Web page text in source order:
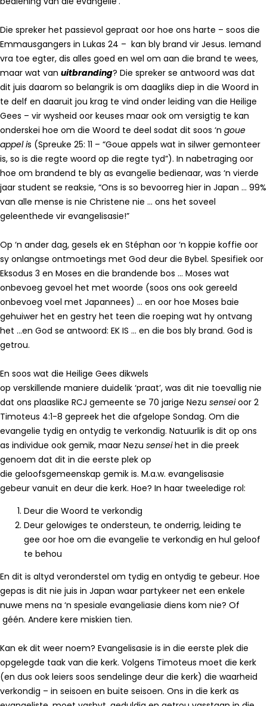
Die spreker het passievol gepraat oor hoe ons harte – soos die
Emmausgangers in Lukas 24 – kan bly brand vir Jesus. Iemand
vra toe egter, dis alles goed en wel om aan die brand te wees,
maar wat van uitbranding? Die spreker se antwoord was dat
dit juis daarom so belangrik is om daagliks diep in die Woord in
te delf en daaruit jou krag te vind onder leiding van die Heilige
Gees – vir wysheid oor keuses maar ook om versigtig te kan
onderskei hoe om die Woord te deel sodat dit soos ‘n goue
appel is (Spreuke 25: 11 – “Goue appels wat in silwer gemonteer
is, so is die regte woord op die regte tyd”). In nabetraging oor
hoe om brandend te bly as evangelie bedienaar, was ‘n vierde
jaar student se reaksie, “Ons is so bevoorreg hier in Japan … 99%
van alle mense is nie Christene nie … ons het soveel
geleenthede vir evangelisasie!”
Op ‘n ander dag, gesels ek en Stéphan oor ‘n koppie koffie oor
sy onlangse ontmoetings met God deur die Bybel. Spesifiek oor
Eksodus 3 en Moses en die brandende bos … Moses wat
onbevoeg gevoel het met woorde (soos ons ook gereeld
onbevoeg voel met Japannees) … en oor hoe Moses baie
gehuiwer het en gestry het teen die roeping wat hy ontvang
het …en God se antwoord: EK IS … en die bos bly brand. God is
getrou.
En soos wat die Heilige Gees dikwels
op verskillende maniere duidelik ‘praat’, was dit nie toevallig nie
dat ons plaaslike RCJ gemeente se 70 jarige Nezu senseioor 2
Timoteus 4:1-8 gepreek het die afgelope Sondag. Om die
evangelie tydig en ontydig te verkondig. Natuurlik is dit op ons
as individue ook gemik, maar Nezu senseihet in die preek
genoem dat dit in die eerste plek op
die geloofsgemeenskap gemik is. M.a.w. evangelisasie
gebeur vanuit en deur die kerk. Hoe? In haar tweeledige rol:
Deur die Woord te verkondig
Deur gelowiges te ondersteun, te onderrig, leiding te
gee oor hoe om die evangelie te verkondig en hul geloof
te behou
En dit is altyd veronderstel om tydig en ontydig te gebeur. Hoe
gepas is dit nie juis in Japan waar partykeer net een enkele
nuwe mens na ‘n spesiale evangeliasie diens kom nie? Of
géén. Andere kere miskien tien.
Kan ek dit weer noem? Evangelisasie is in die eerste plek die
opgelegde taak van die kerk. Volgens Timoteus moet die kerk
(en dus ook leiers soos sendelinge deur die kerk) die waarheid
verkondig – in seisoen en buite seisoen. Ons in die kerk as